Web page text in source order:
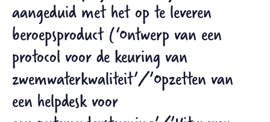
aangeduid met het op te leveren
beroepsproduct (‘Ontwerp van een
protocol voor de keuring van
zwemwaterkwaliteit’/’Opzetten van
een helpdesk voor